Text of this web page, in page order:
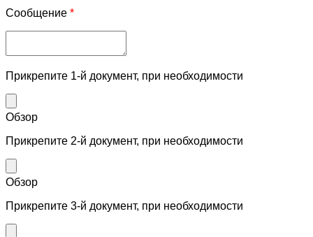
Сообщение *
Прикрепите 1-й документ, при необходимости
Обзор
Прикрепите 2-й документ, при необходимости
Обзор
Прикрепите 3-й документ, при необходимости